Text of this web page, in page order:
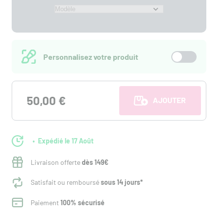
Personnalisez votre produit
50,00 € AJOUTER AU
Expédié le 17 Août
Livraison offertedès 149€
Satisfait ou remboursésous 14 jours*
Paiement100% sécurisé